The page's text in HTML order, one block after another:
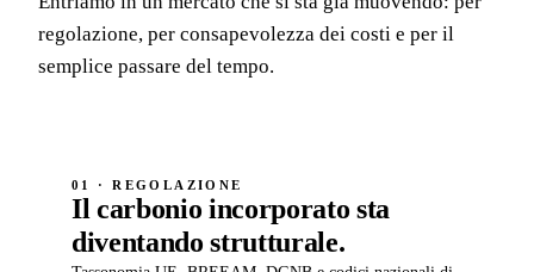
regolazione, per consapevolezza dei costi e per il
semplice passare del tempo.
01 · REGOLAZIONE
Il carbonio incorporato sta
diventando strutturale.